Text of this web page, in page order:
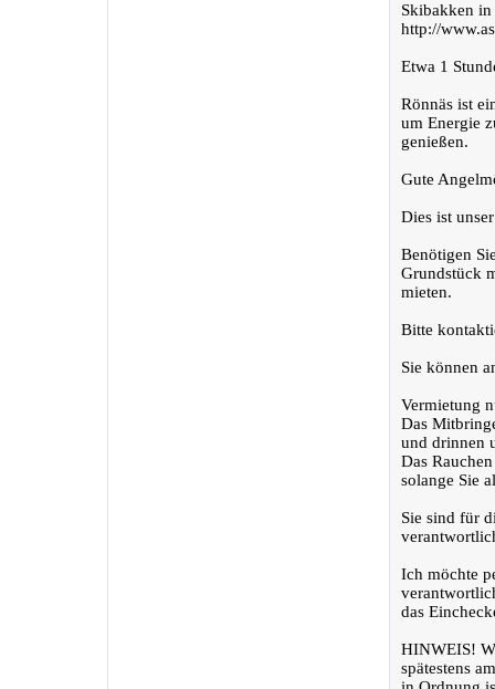
Skibakken in
http://
Etwa 1
Rönnäs ist
um Energie
genießen.
Gute
Dies ist
Benötigen
Grundstück
mieten.
Bitte
Sie können
Vermietung
Das
und drinnen
Das
solange Sie
Sie sind für
Ich möchte
das
HINWEIS!
spätestens